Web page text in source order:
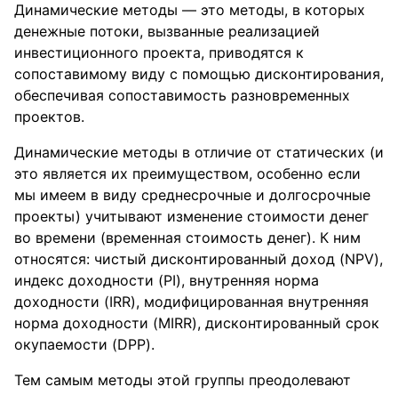
Динамические методы — это методы, в которых
денежные потоки, вызванные реализацией
инвестиционного проекта, приводятся к
сопоставимому виду с помощью дисконтирования,
обеспечивая сопоставимость разновременных
проектов.
Динамические методы в отличие от статических (и
это является их преимуществом, особенно если
мы имеем в виду среднесрочные и долгосрочные
проекты) учитывают изменение стоимости денег
во времени (временная стоимость денег). К ним
относятся: чистый дисконтированный доход (NPV),
индекс доходности (PI), внутренняя норма
доходности (IRR), модифицированная внутренняя
норма доходности (MIRR), дисконтированный срок
окупаемости (DPP).
Тем самым методы этой группы преодолевают